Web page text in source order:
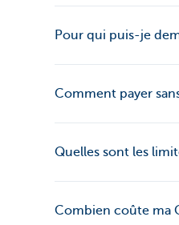
Pour qui puis-je
Comment payer
Quelles sont les
Combien coûte ma